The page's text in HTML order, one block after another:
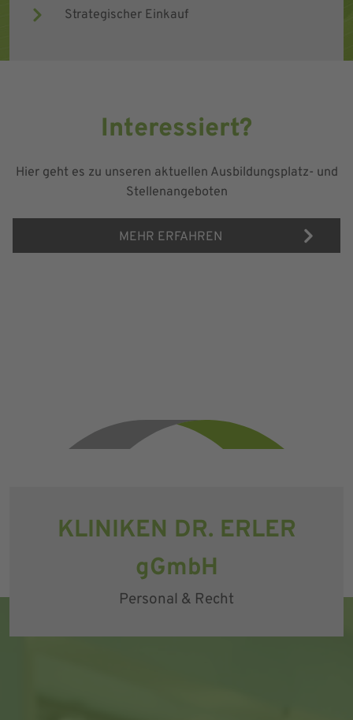
Strategischer Einkauf
Interessiert?
Hier geht es zu unseren aktuellen Ausbildungsplatz- und
Stellenangeboten
MEHR ERFAHREN
KLINIKEN DR. ERLER
gGmbH
Personal & Recht